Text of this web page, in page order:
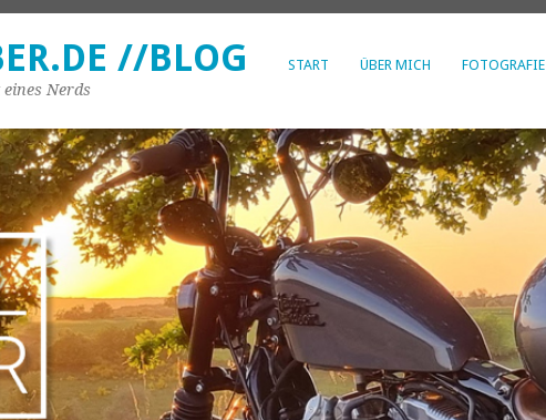
START ÜBER MICH FOTOGRAFIE
//BLOG
Nerds